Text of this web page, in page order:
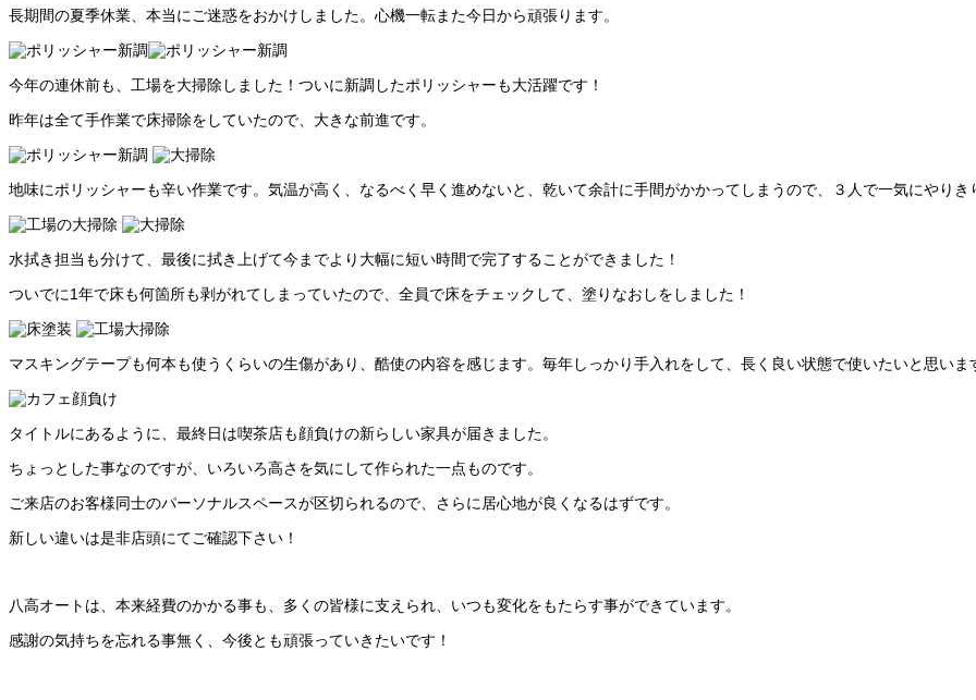
長期間の夏季休業、本当にご迷惑をおかけしました。心機一転また今日から頑張ります。
今年の連休前も、工場を大掃除しました！ついに新調したポリッシャーも大活躍です！
昨年は全て手作業で床掃除をしていたので、大きな前進です。
地味にポリッシャーも辛い作業です。気温が高く、なるべく早く進めないと、乾いて余計に手間がかかってしまうので、３人で一気にやりき
水拭き担当も分けて、最後に拭き上げて今までより大幅に短い時間で完了することができました！
ついでに1年で床も何箇所も剥がれてしまっていたので、全員で床をチェックして、塗りなおしをしました！
マスキングテープも何本も使うくらいの生傷があり、酷使の内容を感じます。毎年しっかり手入れをして、長く良い状態で使いたいと思いま
タイトルにあるように、最終日は喫茶店も顔負けの新らしい家具が届きました。
ちょっとした事なのですが、いろいろ高さを気にして作られた一点ものです。
ご来店のお客様同士のパーソナルスペースが区切られるので、さらに居心地が良くなるはずです。
新しい違いは是非店頭にてご確認下さい！
八高オートは、本来経費のかかる事も、多くの皆様に支えられ、いつも変化をもたらす事ができています。
感謝の気持ちを忘れる事無く、今後とも頑張っていきたいです！